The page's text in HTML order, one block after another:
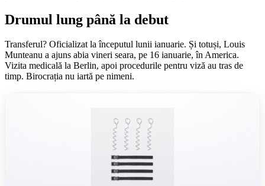
Drumul lung până la debut
Transferul? Oficializat la începutul lunii ianuarie. Și totuși, Louis
Munteanu a ajuns abia vineri seara, pe 16 ianuarie, în America.
Vizita medicală la Berlin, apoi procedurile pentru viză au tras de
timp. Birocrația nu iartă pe nimeni.